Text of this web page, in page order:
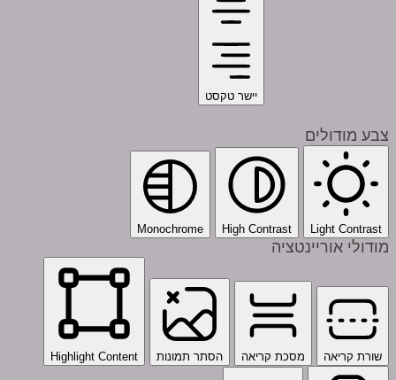
יישר טקסט
צבע מודולים
Light Contrast
High Contrast
Monochrome
מודולי אוריינטציה
שורת קריאה מסכת קריאה הסתר תמונות Highlight Content